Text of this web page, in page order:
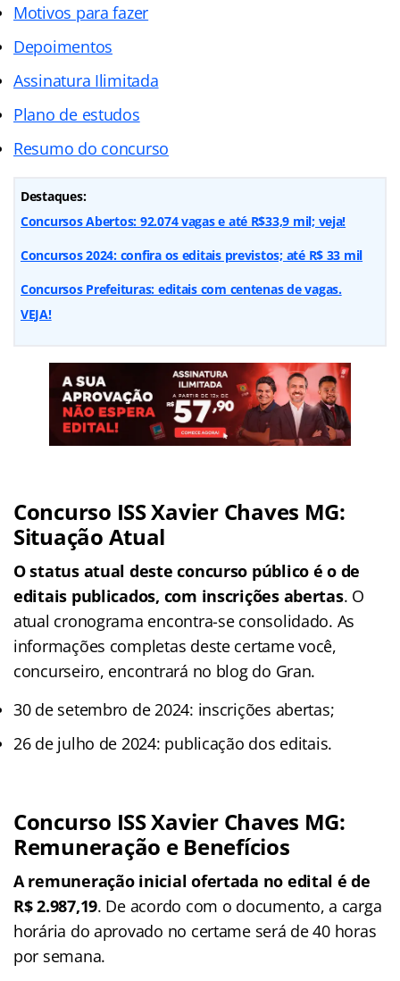
Motivos para fazer
Depoimentos
Assinatura Ilimitada
Plano de estudos
Resumo do concurso
Destaques:
Concursos Abertos: 92.074 vagas e até R$33,9 mil; veja!
Concursos 2024: confira os editais previstos; até R$ 33 mil
Concursos Prefeituras: editais com centenas de vagas.
VEJA!
Concurso ISS Xavier Chaves MG:
Situação Atual
O status atual deste concurso público é o de
editais publicados, com inscrições abertas. O
atual cronograma encontra-se consolidado. As
informações completas deste certame você,
concurseiro, encontrará no blog do Gran.
30 de setembro de 2024: inscrições abertas;
26 de julho de 2024: publicação dos editais.
Concurso ISS Xavier Chaves MG:
Remuneração e Benefícios
A remuneração inicial ofertada no edital é de
R$ 2.987,19. De acordo com o documento, a carga
horária do aprovado no certame será de 40 horas
por semana.